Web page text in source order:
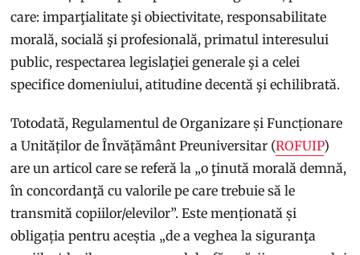
care: imparţialitate şi obiectivitate, responsabilitate
morală, socială şi profesională, primatul interesului
public, respectarea legislaţiei generale şi a celei
specifice domeniului, atitudine decentă şi echilibrată.
Totodată, Regulamentul de Organizare și Funcționare
a Unităților de Învățământ Preuniversitar (ROFUIP)
are un articol care se referă la „o ţinută morală demnă,
în concordanţă cu valorile pe care trebuie să le
transmită copiilor/elevilor”. Este menționată și
obligația pentru aceștia „de a veghea la siguranţa